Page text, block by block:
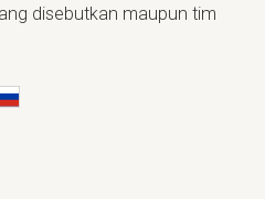
disebutkan maupun tim